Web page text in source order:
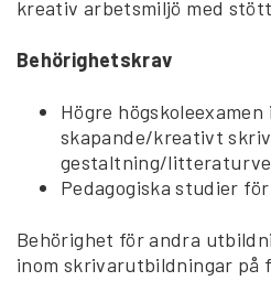
kreativ arbetsmiljö med
Behörighetskrav
Högre
skapande/kreativt
gestaltning/
Pedagogiska studier
Behörighet för andra
inom skrivarutbildningar på